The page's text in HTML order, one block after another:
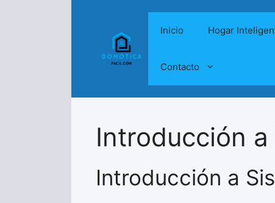
Inicio Hogar
Contacto
Introducción
Introducción a